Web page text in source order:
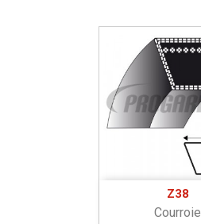
Z38
Courroie